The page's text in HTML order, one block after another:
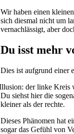
Wir haben einen
sich diesmal nicht um
vernachlässigt, aber
Du isst mehr
Dies ist aufgrund einer
Du siehst hier die
kleiner als der rechte.
Dieses Phänomen hat
sogar das Gefühl von